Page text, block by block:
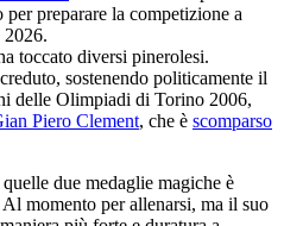
preparare la competizione a
toccato diversi pinerolesi.
sostenendo politicamente il
delle Olimpiadi di Torino 2006,
Piero Clement, che è scomparso
due medaglie magiche è
momento per allenarsi, ma il suo